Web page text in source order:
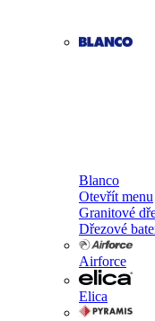
Blanco
Otevřít menu
Granitové
Dřezové
Airforce
Elica